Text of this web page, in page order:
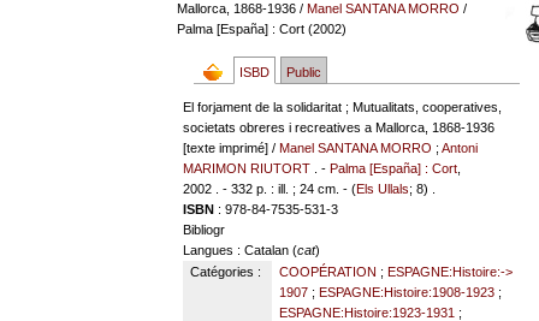
Mallorca, 1868-1936/ Manel SANTANA MORRO /
Palma [España] : Cort (2002)
ISBD Public
El forjament de la solidaritat ; Mutualitats, cooperatives,
societats obreres i recreatives a Mallorca, 1868-1936
[texte imprimé] /Manel SANTANA MORRO ;Antoni
MARIMON RIUTORT . -Palma [España] : Cort
2002 . - 332 p. : ill. ; 24 cm. - (Els Ullals; 8) .
ISBN : 978-84-7535-531-3
Bibliogr
Langues : Catalan (cat)
Catégories :
COOPÉRATION ; ESPAGNE:Histoire:->
1907; ESPAGNE:Histoire:1908-1923;
ESPAGNE:Histoire:1923-1931 ;